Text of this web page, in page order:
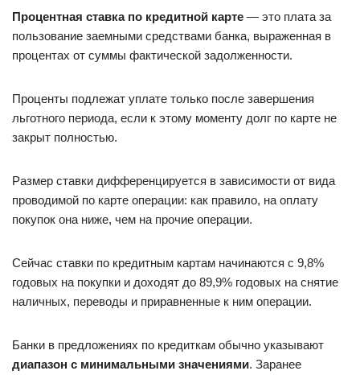
Процентная ставка по кредитной карте — это плата за
пользование заемными средствами банка, выраженная в
процентах от суммы фактической задолженности.
Проценты подлежат уплате только после завершения
льготного периода, если к этому моменту долг по карте не
закрыт полностью.
Размер ставки дифференцируется в зависимости от вида
проводимой по карте операции: как правило, на оплату
покупок она ниже, чем на прочие операции.
Сейчас ставки по кредитным картам начинаются с 9,8%
годовых на покупки и доходят до 89,9% годовых на снятие
наличных, переводы и приравненные к ним операции.
Банки в предложениях по кредиткам обычно указывают
диапазон с минимальными значениями. Заранее